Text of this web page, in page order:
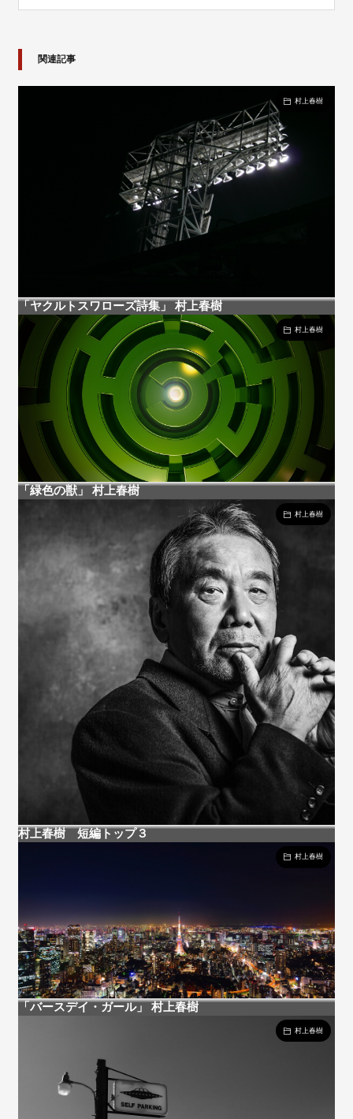
関連記事
村上春樹
「ヤクルトスワローズ詩集」 村上春樹
村上春樹
「緑色の獣」 村上春樹
村上春樹
村上春樹 短編トップ３
村上春樹
「バースデイ・ガール」 村上春樹
村上春樹